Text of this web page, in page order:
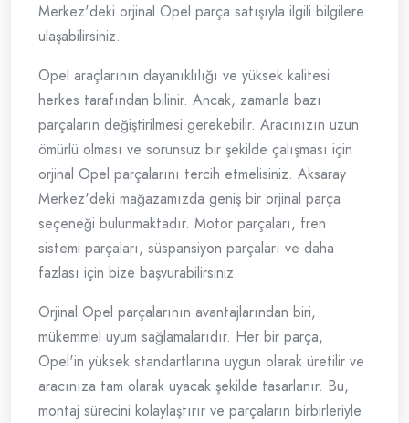
Merkez'deki orjinal Opel parça satışıyla ilgili bilgilere
ulaşabilirsiniz.
Opel araçlarının dayanıklılığı ve yüksek kalitesi
herkes tarafından bilinir. Ancak, zamanla bazı
parçaların değiştirilmesi gerekebilir. Aracınızın uzun
ömürlü olması ve sorunsuz bir şekilde çalışması için
orjinal Opel parçalarını tercih etmelisiniz. Aksaray
Merkez'deki mağazamızda geniş bir orjinal parça
seçeneği bulunmaktadır. Motor parçaları, fren
sistemi parçaları, süspansiyon parçaları ve daha
fazlası için bize başvurabilirsiniz.
Orjinal Opel parçalarının avantajlarından biri,
mükemmel uyum sağlamalarıdır. Her bir parça,
Opel'in yüksek standartlarına uygun olarak üretilir ve
aracınıza tam olarak uyacak şekilde tasarlanır. Bu,
montaj sürecini kolaylaştırır ve parçaların birbirleriyle